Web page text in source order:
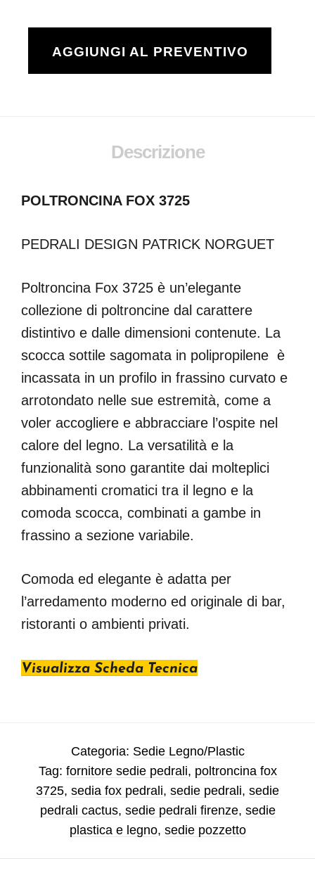
AGGIUNGI AL PREVENTIVO
Descrizione
POLTRONCINA FOX 3725
PEDRALI DESIGN PATRICK NORGUET
Poltroncina Fox 3725 è un’elegante
collezione di poltroncine dal carattere
distintivo e dalle dimensioni contenute. La
scocca sottile sagomata in polipropilene è
incassata in un profilo in frassino curvato e
arrotondato nelle sue estremità, come a
voler accogliere e abbracciare l’ospite nel
calore del legno. La versatilità e la
funzionalità sono garantite dai molteplici
abbinamenti cromatici tra il legno e la
comoda scocca, combinati a gambe in
frassino a sezione variabile.
Comoda ed elegante è adatta per
l’arredamento moderno ed originale di bar,
ristoranti o ambienti privati.
Visualizza Scheda Tecnica
Categoria: Sedie Legno/Plastic
Tag: fornitore sedie pedrali, poltroncina fox
3725, sedia fox pedrali, sedie pedrali, sedie
pedrali cactus, sedie pedrali firenze, sedie
plastica e legno, sedie pozzetto